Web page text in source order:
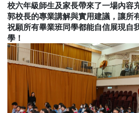
校六年級師生及家長帶來了一場內容
郭校長的專業講解與實用建議，讓所
祝願所有畢業班同學都能自信展現自
學！